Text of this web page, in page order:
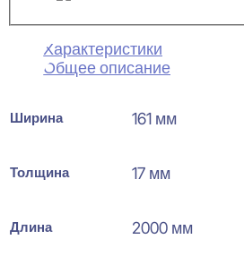
Характеристики
Общее описание
Ширина 161 мм
Толщина 17 мм
Длина 2000 мм